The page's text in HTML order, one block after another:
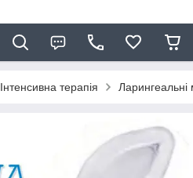
Інтенсивна терапія Ларингеальні